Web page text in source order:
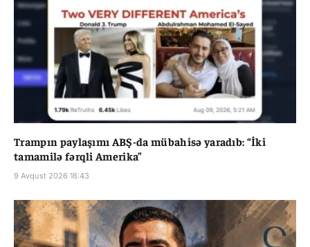
Trampın paylaşımı ABŞ-da mübahisə yaradıb: “İki
tamamilə fərqli Amerika”
9 Avqust 2026 18:43